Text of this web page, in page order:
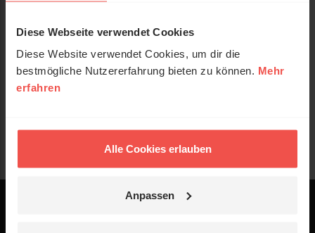
Diese Webseite verwendet Cookies
Diese Website verwendet Cookies, um dir die
bestmögliche Nutzererfahrung bieten zu können. Mehr
erfahren
Alle Cookies erlauben
Anpassen